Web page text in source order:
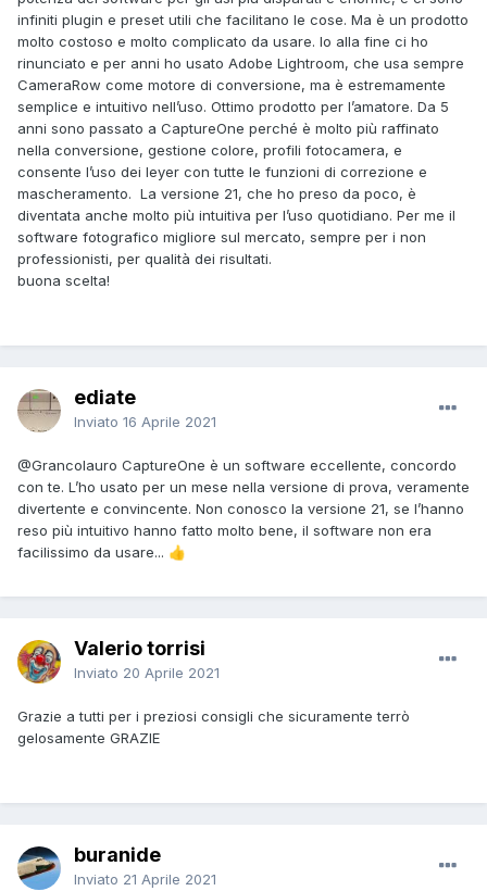
infiniti plugin e preset utili che facilitano le cose. Ma è un prodotto
molto costoso e molto complicato da usare. Io alla fine ci ho
rinunciato e per anni ho usato Adobe Lightroom, che usa sempre
CameraRow come motore di conversione, ma è estremamente
semplice e intuitivo nell’uso. Ottimo prodotto per l’amatore. Da 5
anni sono passato a CaptureOne perché è molto più raffinato
nella conversione, gestione colore, profili fotocamera, e
consente l’uso dei leyer con tutte le funzioni di correzione e
mascheramento. La versione 21, che ho preso da poco, è
diventata anche molto più intuitiva per l’uso quotidiano. Per me il
software fotografico migliore sul mercato, sempre per i non
professionisti, per qualità dei risultati.
buona scelta!
ediate
Inviato 16 Aprile 2021
@Grancolauro CaptureOne è un software eccellente, concordo
con te. L’ho usato per un mese nella versione di prova, veramente
divertente e convincente. Non conosco la versione 21, se l’hanno
reso più intuitivo hanno fatto molto bene, il software non era
facilissimo da usare... 👍
Valerio torrisi
Inviato 20 Aprile 2021
Grazie a tutti per i preziosi consigli che sicuramente terrò
gelosamente GRAZIE
buranide
Inviato 21 Aprile 2021